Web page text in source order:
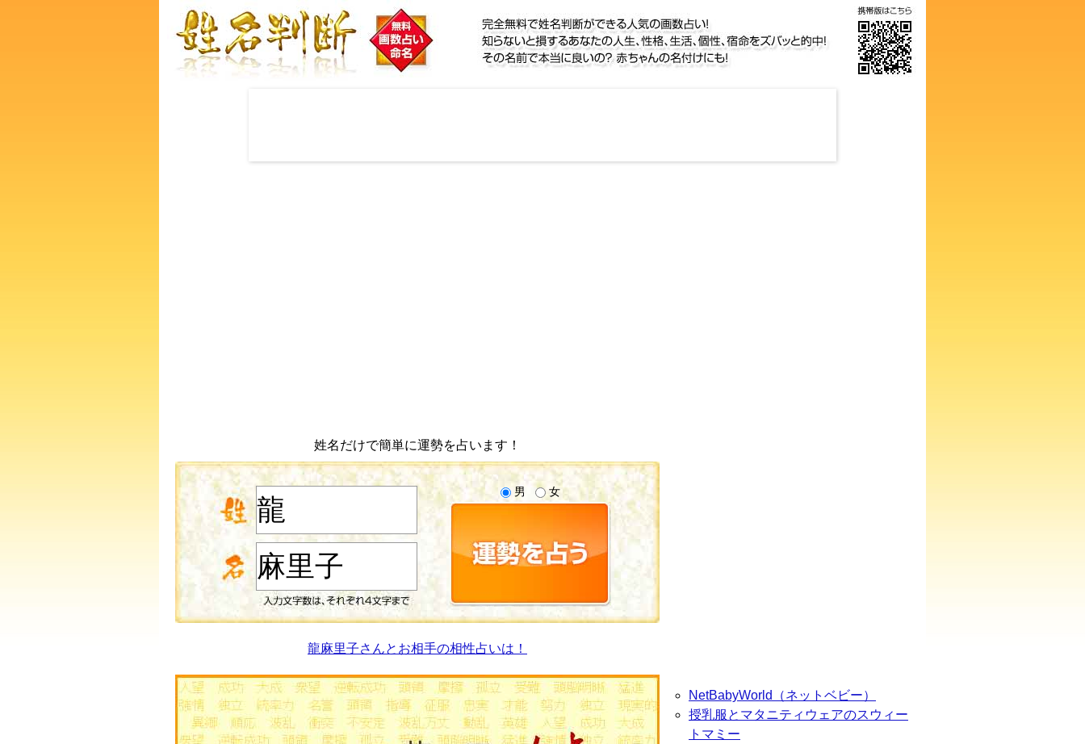
姓名だけで簡単に運勢を占います！
男 女
龍麻里子さんとお相手の相性占いは！
NetBabyWorld（ネットベビー）
授乳服とマタニティウェアのスウィー
トマミー